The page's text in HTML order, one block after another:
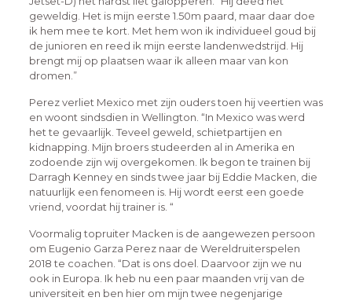
geweldig. Het is mijn eerste 1.50m paard, maar daar doe
ik hem mee te kort. Met hem won ik individueel goud bij
de junioren en reed ik mijn eerste landenwedstrijd. Hij
brengt mij op plaatsen waar ik alleen maar van kon
dromen.”
Perez verliet Mexico met zijn ouders toen hij veertien was
en woont sindsdien in Wellington. “In Mexico was werd
het te gevaarlijk. Teveel geweld, schietpartijen en
kidnapping. Mijn broers studeerden al in Amerika en
zodoende zijn wij overgekomen. Ik begon te trainen bij
Darragh Kenney en sinds twee jaar bij Eddie Macken, die
natuurlijk een fenomeen is. Hij wordt eerst een goede
vriend, voordat hij trainer is. “
Voormalig topruiter Macken is de aangewezen persoon
om Eugenio Garza Perez naar de Wereldruiterspelen
2018 te coachen. “Dat is ons doel. Daarvoor zijn we nu
ook in Europa. Ik heb nu een paar maanden vrij van de
universiteit en ben hier om mijn twee negenjarige